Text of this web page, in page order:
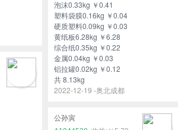
泡沫0.33kg ￥0.41
塑料袋膜0.16kg ￥0.04
硬质塑料0.09kg ￥0.03
黄纸板6.28kg ￥6.28
综合纸0.35kg ￥0.22
金属0.04kg ￥0.03
铝拉罐0.02kg ￥0.12
共 8.13kg
2022-12-19 -奥北成都
公孙寅